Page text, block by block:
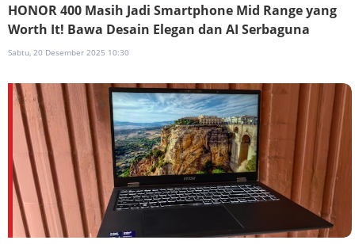
HONOR 400 Masih Jadi Smartphone Mid Range yang
Worth It! Bawa Desain Elegan dan AI Serbaguna
Sabtu, 20 Desember 2025 10:30